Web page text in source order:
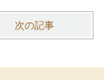
次の記事